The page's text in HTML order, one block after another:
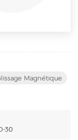
Magnétique
30